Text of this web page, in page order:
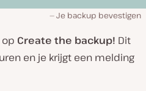
Je backup bevestigen
op Create the backup! Dit
en je krijgt een melding